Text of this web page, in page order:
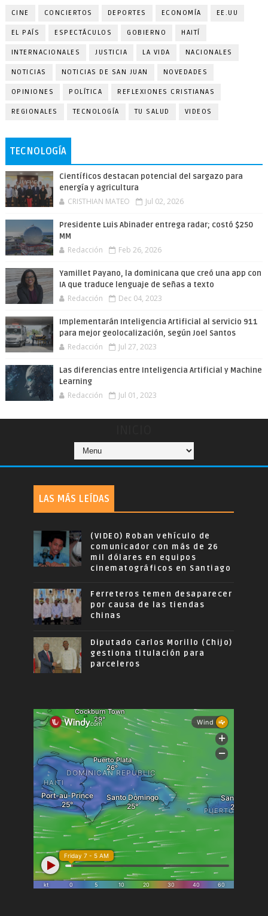
CINE CONCIERTOS DEPORTES ECONOMÍA EE.UU
EL PAÍS ESPECTÁCULOS GOBIERNO HAITÍ
INTERNACIONALES JUSTICIA LA VIDA NACIONALES
NOTICIAS NOTICIAS DE SAN JUAN NOVEDADES
OPINIONES POLÍTICA REFLEXIONES CRISTIANAS
REGIONALES TECNOLOGÍA TU SALUD VIDEOS
TECNOLOGÍA
Científicos destacan potencial del sargazo para
energía y agricultura
CRISTHIAN MATEO Jul 02, 2026
Presidente Luis Abinader entrega radar; costó $250
MM
Redacción Feb 26, 2026
Yamillet Payano, la dominicana que creó una app con
IA que traduce lenguaje de señas a texto
Redacción Dec 04, 2023
Implementarán Inteligencia Artificial al servicio 911
para mejor geolocalización, según Joel Santos
Redacción Jul 27, 2023
Las diferencias entre Inteligencia Artificial y Machine
Learning
Redacción Jul 01, 2023
LAS MÁS LEÍDAS
(VIDEO) Roban vehículo de
comunicador con más de 26
mil dólares en equipos
cinematográficos en Santiago
Ferreteros temen desaparecer
por causa de las tiendas
chinas
Diputado Carlos Morillo (Chijo)
gestiona titulación para
parceleros